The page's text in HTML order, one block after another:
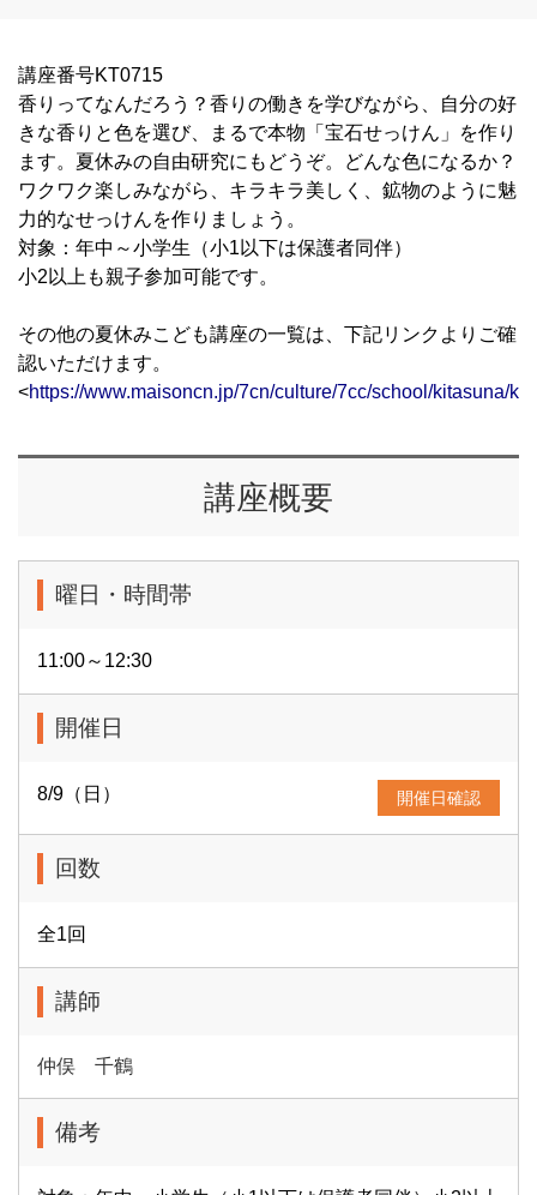
講座番号KT0715
香りってなんだろう？香りの働きを学びながら、自分の好
きな香りと色を選び、まるで本物「宝石せっけん」を作り
ます。夏休みの自由研究にもどうぞ。どんな色になるか？
ワクワク楽しみながら、キラキラ美しく、鉱物のように魅
力的なせっけんを作りましょう。
対象：年中～小学生（小1以下は保護者同伴）
小2以上も親子参加可能です。
その他の夏休みこども講座の一覧は、下記リンクよりご確
認いただけます。
<https://www.maisoncn.jp/7cn/culture/7cc/school/kitasuna/
講座概要
曜日・時間帯
11:00～12:30
開催日
8/9（日） 開催日確認
回数
全1回
講師
仲俣 千鶴
備考